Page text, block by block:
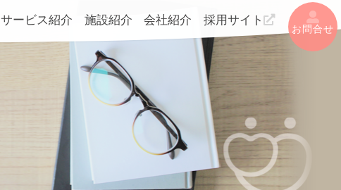
サービス紹介 施設紹介 会社紹介 採用サイト
お問合せ